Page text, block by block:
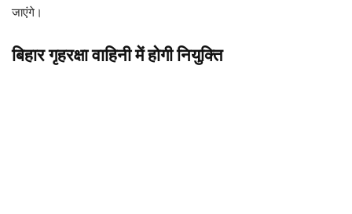
जाएंगे।
बिहार गृहरक्षा वाहिनी में होगी नियुक्ति